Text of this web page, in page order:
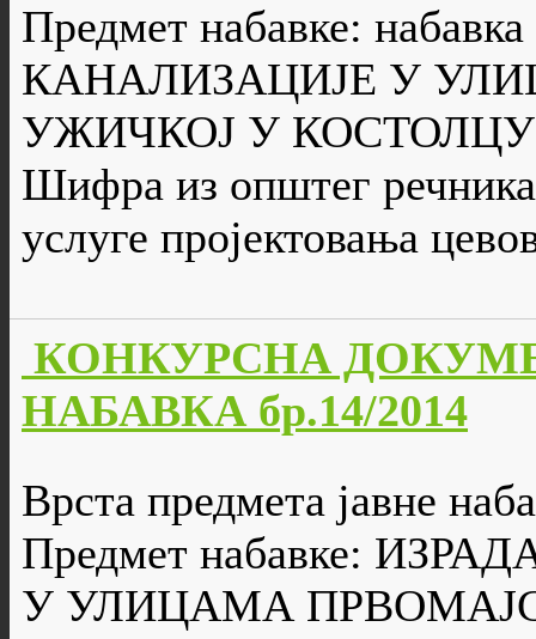
Предмет набавке:
КАНАЛИЗАЦИЈЕ У
УЖИЧКОЈ У КОСТОЛЦУ
Шифра из општег
услуге пројектовања
КОНКУРСНА
НАБАВКА бр.14/2014
Врста предмета јавне
Предмет набавке:
У УЛИЦАМА